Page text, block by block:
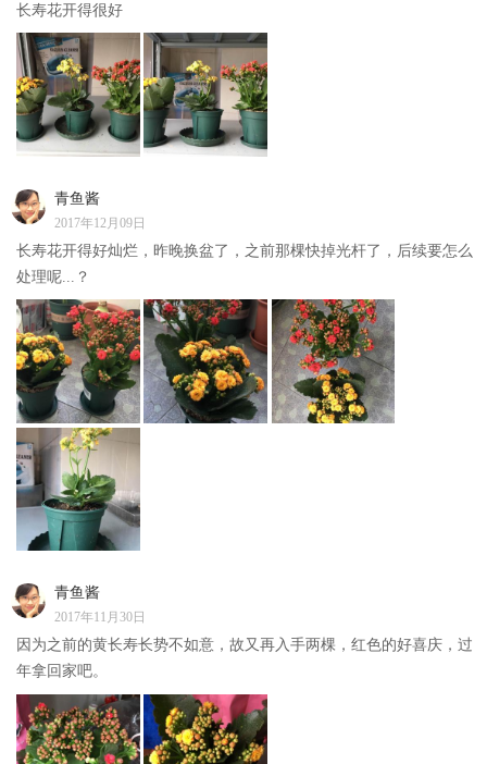
长寿花开得很好
青鱼酱
2017年12月09日
长寿花开得好灿烂，昨晚换盆了，之前那棵快掉光杆了，后续要怎么
处理呢...？
青鱼酱
2017年11月30日
因为之前的黄长寿长势不如意，故又再入手两棵，红色的好喜庆，过
年拿回家吧。